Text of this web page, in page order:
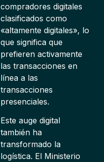
compradores digitales
clasificados como
«altamente digitales», lo
que significa que
prefieren activamente
las transacciones en
línea a las
transacciones
presenciales.
Este auge digital
también ha
transformado la
logística. El Ministerio